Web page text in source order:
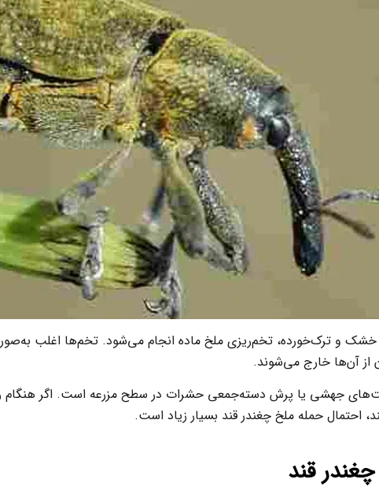
و ترک‌خورده،تخم‌ریزی ملخ ماده انجام می‌شود. تخم‌ها اغلب
از آن‌ها خارج می‌شوند.
جهشی یا پرش دسته‌جمعی حشرات در سطح مزرعه است. اگر هنگام
حمله ملخ چغندر قند بسیار زیاد است.
قند